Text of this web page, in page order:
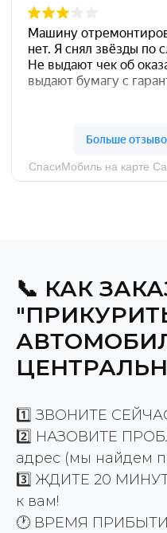
📞 КАК
1️⃣ ЗВОНИТЕ
2️⃣ НАЗОВИТЕ
адрес (мы найдем
3️⃣ ЖДИТЕ 20
к вам!
🕐 ВРЕМЯ